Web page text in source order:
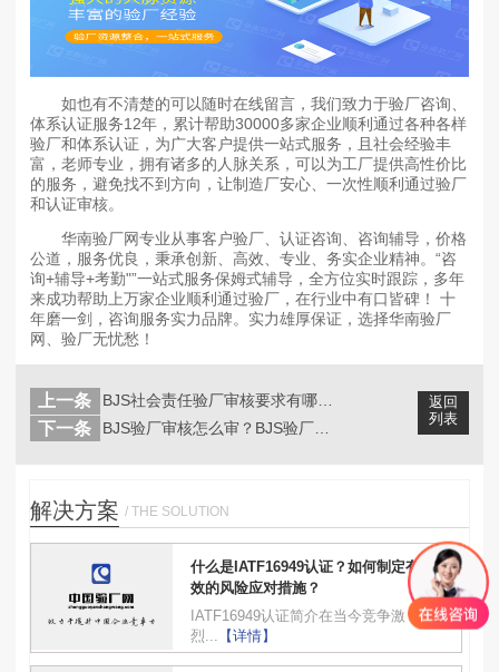
如也有不清楚的可以随时在线留言，我们致力于验厂咨询、
体系认证服务12年，累计帮助30000多家企业顺利通过各种各样
验厂和体系认证，为广大客户提供一站式服务，且社会经验丰
富，老师专业，拥有诸多的人脉关系，可以为工厂提供高性价比
的服务，避免找不到方向，让制造厂安心、一次性顺利通过验厂
和认证审核。
华南验厂网专业从事客户验厂、认证咨询、咨询辅导，价格
公道，服务优良，秉承创新、高效、专业、务实企业精神。“咨
询+辅导+考勤"”一站式服务保姆式辅导，全方位实时跟踪，多年
来成功帮助上万家企业顺利通过验厂，在行业中有口皆碑！ 十
年磨一剑，咨询服务实力品牌。实力雄厚保证，选择华南验厂
网、验厂无忧愁！
返回
列表
上一条
下一条
解决方案 / THE SOLUTION
什么是IATF16949认证？如何制定有
效的风险应对措施？
IATF16949认证简介在当今竞争激
烈...
【详情】